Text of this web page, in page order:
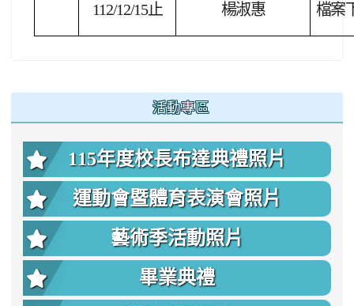
112/12/15止 楊淑惠 檔案
活動專區
115年度校長布達典禮照片
運動會暨體育表演會照片
藝術季活動照片
畢業典禮